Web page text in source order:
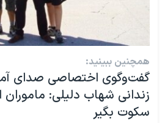
همچنین ببینید:
گفت‌وگوی اختصاصی صدای
زندانی‌ شهاب دلیلی: ماموران
سکوت بگیر